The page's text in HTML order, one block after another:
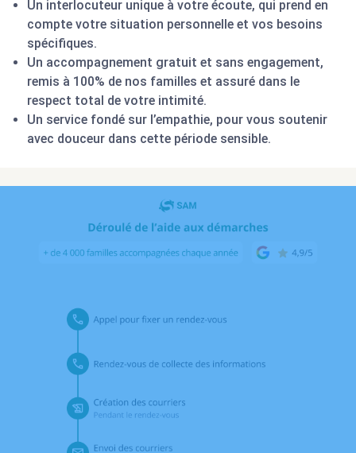
Un interlocuteur unique à votre écoute, qui prend en
compte votre situation personnelle et vos besoins
spécifiques.
Un accompagnement gratuit et sans engagement,
remis à 100% de nos familles et assuré dans le
respect total de votre intimité.
Un service fondé sur l’empathie, pour vous soutenir
avec douceur dans cette période sensible.